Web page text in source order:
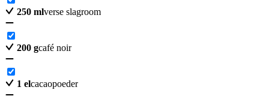
250 mlverse slagroom
200 gcafé noir
1 elcacaopoeder